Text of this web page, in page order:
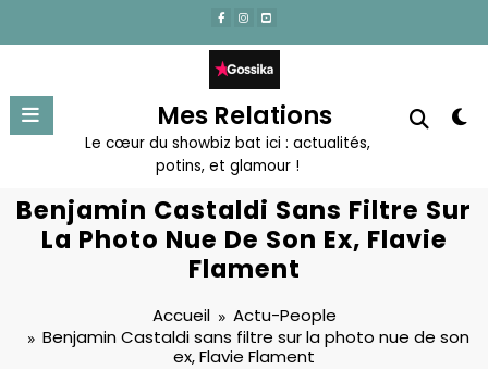
contenu
Mes Relations
Le cœur du showbiz bat ici : actualités,
potins, et glamour !
Benjamin Castaldi Sans Filtre Sur
La Photo Nue De Son Ex, Flavie
Flament
Accueil
Actu-People
Benjamin Castaldi sans filtre sur la photo nue de son
ex, Flavie Flament